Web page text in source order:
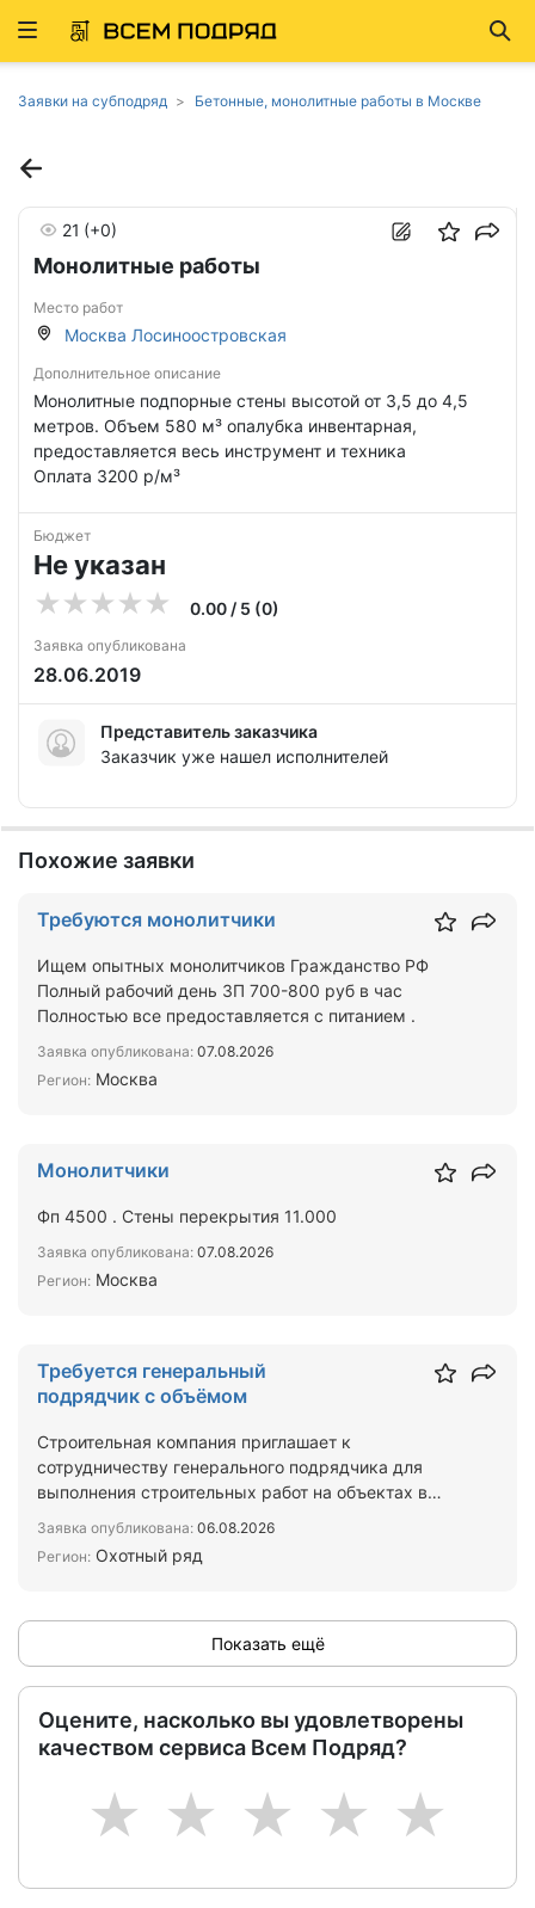
Развернуть
Заявки на субподряд Бетонные, монолитные работы в Москве
Монолитные работы
21 (+0)
Место работ
Москва Лосиноостровская
Дополнительное описание
Монолитные подпорные стены высотой от 3,5 до 4,5
метров. Объем 580 м³ опалубка инвентарная,
предоставляется весь инструмент и техника
Оплата 3200 р/м³
Бюджет
Не указан
0.00 / 5 (0)
Заявка опубликована
28.06.2019
Представитель заказчика
Заказчик уже нашел исполнителей
Похожие заявки
Требуются монолитчики
Ищем опытных монолитчиков Гражданство РФ
Полный рабочий день ЗП 700-800 руб в час
Полностью все предоставляется с питанием .
Заявка опубликована: 07.08.2026
Регион: Москва
Монолитчики
Фп 4500 . Стены перекрытия 11.000
Заявка опубликована: 07.08.2026
Регион: Москва
Требуется генеральный
подрядчик с объёмом
Строительная компания приглашает к
сотрудничеству генерального подрядчика для
выполнения строительных работ на объектах в
Заявка опубликована: 06.08.2026
Регион: Охотный ряд
Показать ещё
Оцените, насколько вы удовлетворены
качеством сервиса Всем Подряд?
5
4
3
2
1